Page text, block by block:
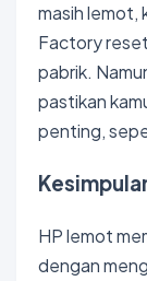
masih lemot,
Factory
pabrik.
pastikan
penting,
HP lemot
dengan